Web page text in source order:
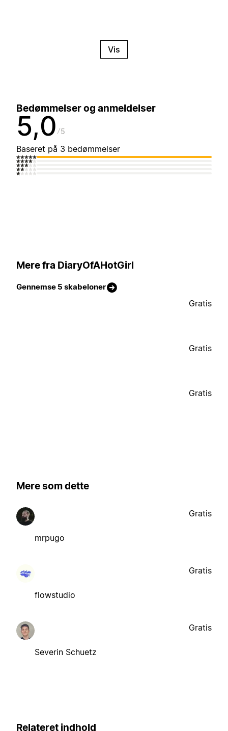
Vis
Bedømmelser og anmeldelser
5,0 5
Baseret på 3 bedømmelser
Mere fra DiaryOfAHotGirl
Gennemse 5 skabeloner
Gratis
Gratis
Gratis
Mere som dette
mrpugo
Gratis
flowstudio
Gratis
Severin Schuetz
Gratis
Relateret indhold